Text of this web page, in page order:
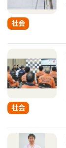
社会
社会